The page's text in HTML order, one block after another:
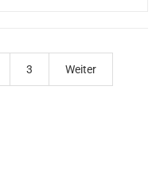
3 Weiter